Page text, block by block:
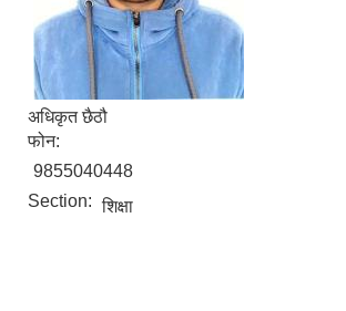
अधिकृत छैठौ
फोन:
9855040448
Section: शिक्षा